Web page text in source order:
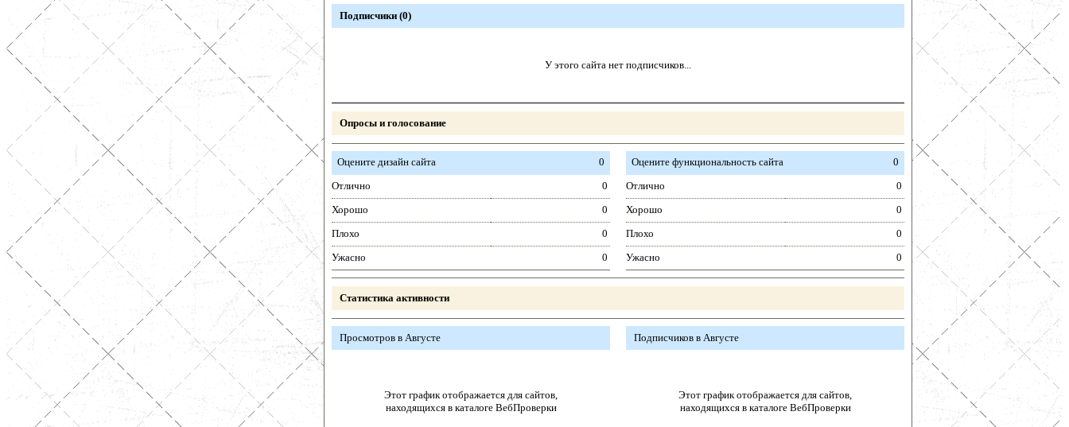
Подписчики (0)
У этого сайта нет подписчиков...
Опросы и голосование
Оцените дизайн сайта
0
Отлично
0
Хорошо
0
Плохо
0
Ужасно
0
Оцените функциональность сайта
0
Отлично
0
Хорошо
0
Плохо
0
Ужасно
0
Статистика активности
Просмотров в Августе
Этот график отображается для сайтов,
находящихся в каталоге ВебПроверки
Подписчиков в Августе
Этот график отображается для сайтов,
находящихся в каталоге ВебПроверки